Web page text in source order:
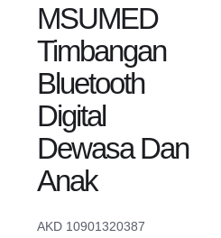
MSUMED
Timbangan
Bluetooth
Digital
Dewasa Dan
Anak
AKD 10901320387